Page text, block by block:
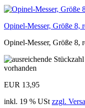
Opinel-Messer, Größe 8,
Opinel-Messer, Größe 8,
vorhanden
EUR 13,95
inkl. 19 % USt zzgl.